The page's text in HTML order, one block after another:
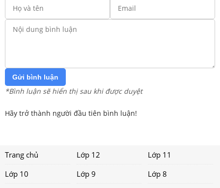
Gửi bình luận
*Bình luận sẽ hiển thị sau khi được duyệt
Hãy trở thành người đầu tiên bình luận!
Trang chủ Lớp 12
Lớp 11
Lớp 10
Lớp 9
Lớp 8